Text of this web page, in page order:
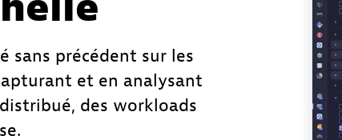
sans précédent sur les
et en analysant
des workloads